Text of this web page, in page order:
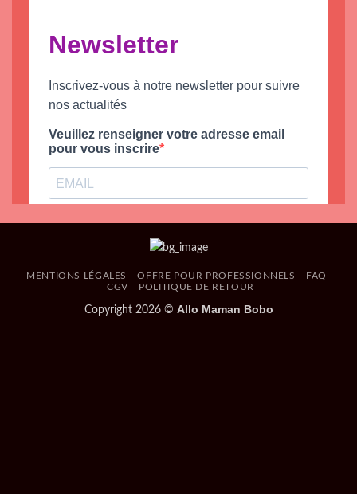
MENTIONS LÉGALES OFFRE POUR PROFESSIONNELS
FAQ
CGV
POLITIQUE DE RETOUR
Copyright 2026 © Allo Maman Bobo